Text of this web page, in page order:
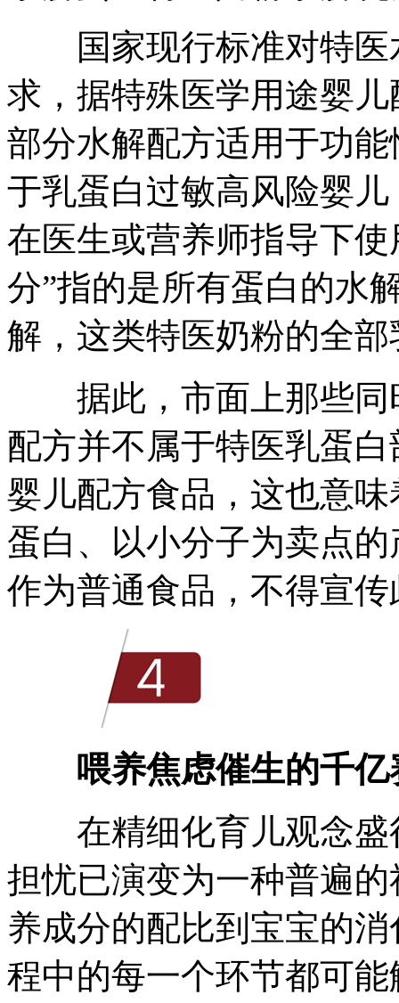
国家现行标准对特医
求，据特殊医学用途婴
部分水解配方适用于功
于乳蛋白过敏高风险婴
在医生或营养师指导下
分”指的是所有蛋白的水
解，这类特医奶粉的全
据此，市面上那些同
配方并不属于特医乳蛋
婴儿配方食品，这也意
蛋白、以小分子为卖点
作为普通食品，不得宣
喂养焦虑催生的千亿
在精细化育儿观念盛
担忧已演变为一种普遍
养成分的配比到宝宝的
程中的每一个环节都可